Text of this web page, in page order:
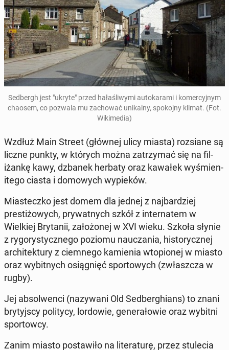
Sed­bergh jest "ukryte" przed hałaśli­wy­mi au­tokara­mi i komer­cyjnym
chaosem, co pozwala mu za­chować unikalny, spoko­jny klimat. (Fot.
Wiki­me­dia)
Wzdłuż Main Street (głównej ulicy miasta) rozsiane są
liczne punkty, w których można za­trzy­mać się na fil­
iżankę kawy, dzbanek herbaty oraz kawałek wyśmien­
itego ciasta i do­mowych wyp­ieków.
Mi­asteczko jest domem dla jednej z na­jbardziej
prestiżowych, pry­wat­nych szkół z in­ter­natem w
Wielkiej Bry­tanii, za­łożonej w XVI wieku. Szkoła słynie
z ry­go­rysty­cznego poziomu naucza­nia, his­to­rycznej
ar­chitek­tu­ry z ciem­nego kamienia wto­pi­onej w miasto
oraz wybit­nych os­iąg­nięć sportowych (zwłaszcza w
rugby).
Jej ab­sol­wen­ci (nazy­wani Old Sed­berghi­ans) to znani
bry­tyjs­cy poli­ty­cy, lor­dowie, gen­er­ałowie oraz wybitni
sportow­cy.
Zanim miasto postaw­iło na lit­er­aturę, przez stule­cia